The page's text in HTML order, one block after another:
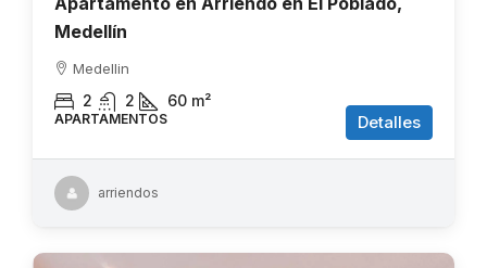
Medellín
Medellin
2 2 60 m²
APARTAMENTOS Detalles
arriendos